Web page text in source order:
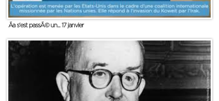
Ãa s'est passÃ© un... 17 janvier